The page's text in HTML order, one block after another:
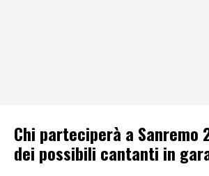
Chi parteciperà a Sanremo
dei possibili cantanti in